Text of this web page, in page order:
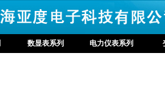
数显表系列 电力仪表系列